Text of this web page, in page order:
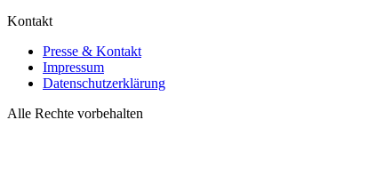
Kontakt
Presse & Kontakt
Impressum
Datenschutzerklärung
Alle Rechte vorbehalten